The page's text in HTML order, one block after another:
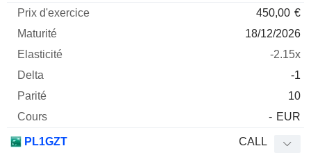
450,00 €
18/12/2026
-2.15x
-1
10
- EUR
PL1GZT CALL